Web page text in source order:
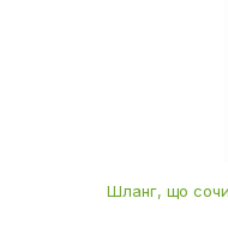
Шланг, що